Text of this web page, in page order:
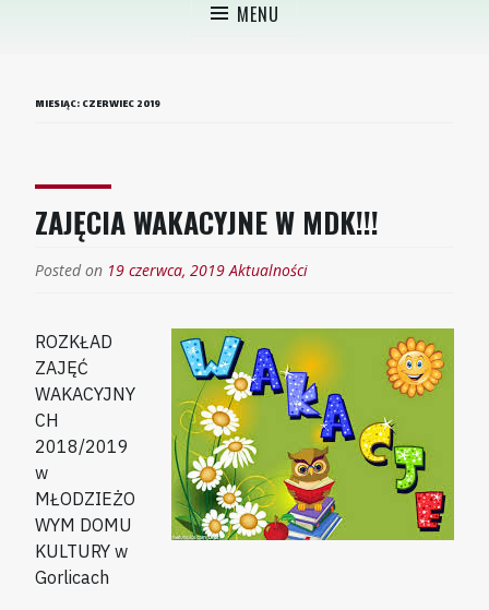
MENU
MIESIĄC:CZERWIEC 2019
ZAJĘCIA WAKACYJNE W MDK!!!
Posted on 19 czerwca, 2019 Aktualności
ROZKŁAD
ZAJĘĆ
WAKACYJNY
CH
2018/2019
w
MŁODZIEŻO
WYM DOMU
KULTURY w
Gorlicach